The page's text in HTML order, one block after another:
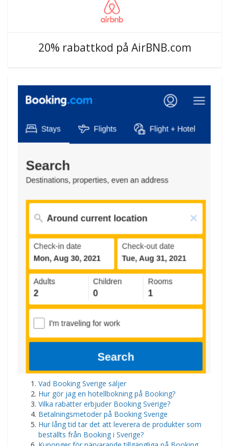
20% rabattkod på AirBNB.com
Vad Booking Sverige säljer
Hur gör jag en hotellbokning på Booking?
Vilka rabatter erbjuder Booking Sverige?
Betalningsmetoder på Booking Sverige
Hur lång tid tar det att leverera de produkter som
beställts från Booking i Sverige?